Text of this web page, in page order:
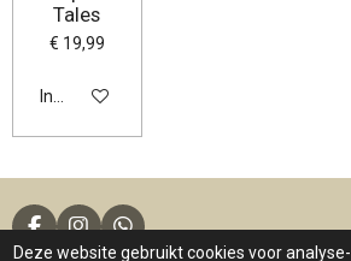
Deze website gebruikt cookies voor analyse-
Tales
€ 19,99
In winkelwagen
F
a
I
n
W
h